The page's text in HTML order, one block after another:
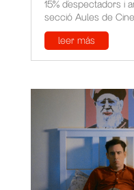
15% d’espectadors i
secció Aules de
leer más